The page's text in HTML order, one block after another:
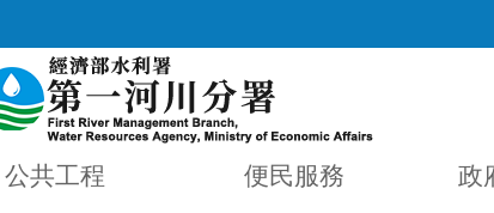
公共工程 便民服務 政